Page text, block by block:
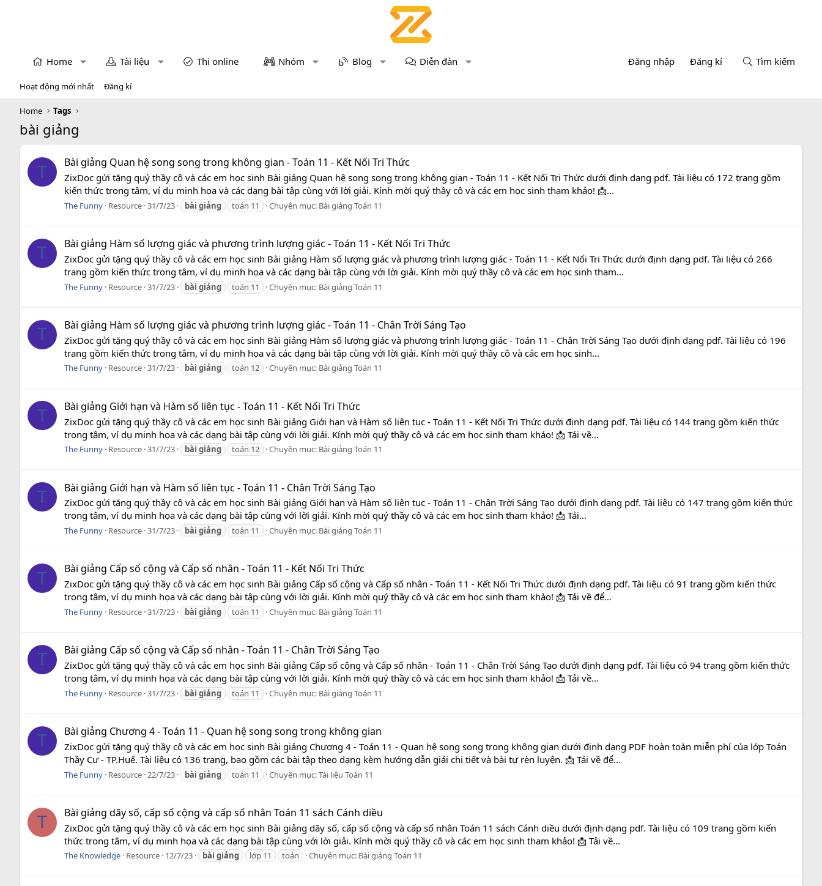
Home Tài liệu Thi online Nhóm Blog Diễn đàn Đăng nhập Đăng kí Tìm kiếm
Hoạt động mới nhất Đăng kí
Home Tags
bài giảng
T Bài giảng Quan hệ song song trong không gian - Toán 11 - Kết Nối Tri Thức
ZixDoc gửi tặng quý thầy cô và các em học sinh Bài giảng Quan hệ song song trong không gian - Toán 11 - Kết Nối Tri Thức dưới định dạng pdf. Tài liệu có 172 trang gồm
kiến thức trong tâm, ví dụ minh họa và các dạng bài tập cùng với lời giải. Kính mời quý thầy cô và các em học sinh tham khảo! 📩...
The Funny Resource 31/7/23 bài giảng toán 11 Chuyên mục: Bài giảng Toán 11
T Bài giảng Hàm số lượng giác và phương trình lượng giác - Toán 11 - Kết Nối Tri Thức
ZixDoc gửi tặng quý thầy cô và các em học sinh Bài giảng Hàm số lượng giác và phương trình lượng giác - Toán 11 - Kết Nối Tri Thức dưới định dạng pdf. Tài liệu có 266
trang gồm kiến thức trong tâm, ví dụ minh họa và các dạng bài tập cùng với lời giải. Kính mời quý thầy cô và các em học sinh tham...
The Funny Resource 31/7/23 bài giảng toán 11 Chuyên mục: Bài giảng Toán 11
T Bài giảng Hàm số lượng giác và phương trình lượng giác - Toán 11 - Chân Trời Sáng Tạo
ZixDoc gửi tặng quý thầy cô và các em học sinh Bài giảng Hàm số lượng giác và phương trình lượng giác - Toán 11 - Chân Trời Sáng Tạo dưới định dạng pdf. Tài liệu có 196
trang gồm kiến thức trong tâm, ví dụ minh họa và các dạng bài tập cùng với lời giải. Kính mời quý thầy cô và các em học sinh...
The Funny Resource 31/7/23 bài giảng toán 12 Chuyên mục: Bài giảng Toán 11
T Bài giảng Giới hạn và Hàm số liên tục - Toán 11 - Kết Nối Tri Thức
ZixDoc gửi tặng quý thầy cô và các em học sinh Bài giảng Giới hạn và Hàm số liên tục - Toán 11 - Kết Nối Tri Thức dưới định dạng pdf. Tài liệu có 144 trang gồm kiến thức
trong tâm, ví dụ minh họa và các dạng bài tập cùng với lời giải. Kính mời quý thầy cô và các em học sinh tham khảo! 📩 Tải về...
The Funny Resource 31/7/23 bài giảng toán 12 Chuyên mục: Bài giảng Toán 11
T Bài giảng Giới hạn và Hàm số liên tục - Toán 11 - Chân Trời Sáng Tạo
ZixDoc gửi tặng quý thầy cô và các em học sinh Bài giảng Giới hạn và Hàm số liên tục - Toán 11 - Chân Trời Sáng Tạo dưới định dạng pdf. Tài liệu có 147 trang gồm kiến thức
trong tâm, ví dụ minh họa và các dạng bài tập cùng với lời giải. Kính mời quý thầy cô và các em học sinh tham khảo! 📩 Tải...
The Funny Resource 31/7/23 bài giảng toán 11 Chuyên mục: Bài giảng Toán 11
T Bài giảng Cấp số cộng và Cấp số nhân - Toán 11 - Kết Nối Tri Thức
ZixDoc gửi tặng quý thầy cô và các em học sinh Bài giảng Cấp số cộng và Cấp số nhân - Toán 11 - Kết Nối Tri Thức dưới định dạng pdf. Tài liệu có 91 trang gồm kiến thức
trong tâm, ví dụ minh họa và các dạng bài tập cùng với lời giải. Kính mời quý thầy cô và các em học sinh tham khảo! 📩 Tải về để...
The Funny Resource 31/7/23 bài giảng toán 11 Chuyên mục: Bài giảng Toán 11
T Bài giảng Cấp số cộng và Cấp số nhân - Toán 11 - Chân Trời Sáng Tạo
ZixDoc gửi tặng quý thầy cô và các em học sinh Bài giảng Cấp số cộng và Cấp số nhân - Toán 11 - Chân Trời Sáng Tạo dưới định dạng pdf. Tài liệu có 94 trang gồm kiến thức
trong tâm, ví dụ minh họa và các dạng bài tập cùng với lời giải. Kính mời quý thầy cô và các em học sinh tham khảo! 📩 Tải về...
The Funny Resource 31/7/23 bài giảng toán 11 Chuyên mục: Bài giảng Toán 11
T Bài giảng Chương 4 - Toán 11 - Quan hệ song song trong không gian
ZixDoc gửi tặng quý thầy cô và các em học sinh Bài giảng Chương 4 - Toán 11 - Quan hệ song song trong không gian dưới định dạng PDF hoàn toàn miễn phí của lớp Toán
Thầy Cư - TP.Huế. Tài liệu có 136 trang, bao gồm các bài tập theo dạng kèm hướng dẫn giải chi tiết và bài tự rèn luyện. 📩 Tải về để...
The Funny Resource 22/7/23 bài giảng toán 11 Chuyên mục:Tài liệu Toán 11
T Bài giảng dãy số, cấp số cộng và cấp số nhân Toán 11 sách Cánh diều
ZixDoc gửi tặng quý thầy cô và các em học sinh Bài giảng dãy số, cấp số cộng và cấp số nhân Toán 11 sách Cánh diều dưới định dạng pdf. Tài liệu có 109 trang gồm kiến
thức trong tâm, ví dụ minh họa và các dạng bài tập cùng với lời giải. Kính mời quý thầy cô và các em học sinh tham khảo! 📩 Tải về...
The Knowledge Resource 12/7/23 bài giảng lớp 11 toán Chuyên mục: Bài giảng Toán 11